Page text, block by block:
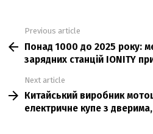
more
Previous article
Понад 1000 до 2025 року:
зарядних станцій IONITY
Next article
Китайський виробник
електричне купе з